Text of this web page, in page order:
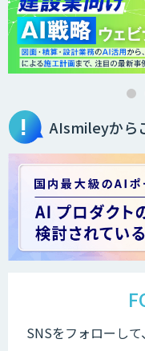
＜
客
AIsmileyから
SNSをフォローし